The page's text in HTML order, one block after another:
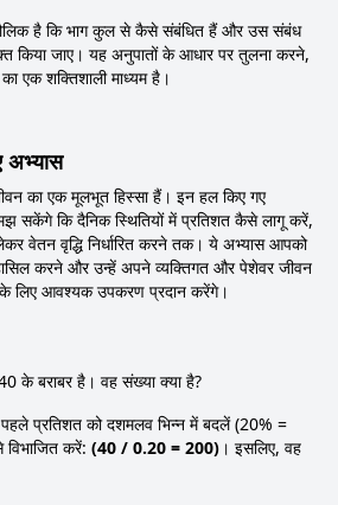
है कि भाग कुल से कैसे संबंधित हैं और उस संबंध
किया जाए। यह अनुपातों के आधार पर तुलना करने,
एक शक्तिशाली माध्यम है।
अभ्यास
का एक मूलभूत हिस्सा हैं। इन हल किए गए
सकेंगे कि दैनिक स्थितियों में प्रतिशत कैसे लागू करें,
वेतन वृद्धि निर्धारित करने तक। ये अभ्यास आपको
करने और उन्हें अपने व्यक्तिगत और पेशेवर जीवन
लिए आवश्यक उपकरण प्रदान करेंगे।
के बराबर है। वह संख्या क्या है?
प्रतिशत को दशमलव भिन्न में बदलें (20% =
करें: (40 / 0.20 = 200) । इसलिए, वह